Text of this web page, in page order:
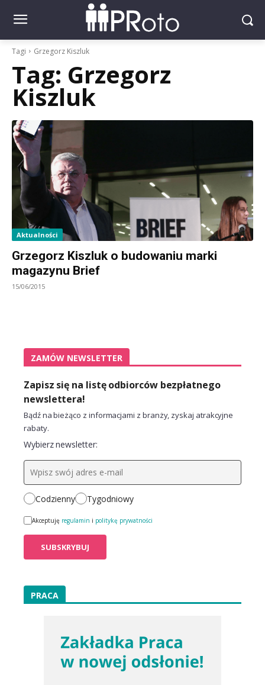
Tagi Grzegorz Kiszluk
Tag: Grzegorz
Kiszluk
Aktualności
Grzegorz Kiszluk o budowaniu marki
magazynu Brief
15/06/2015
ZAMÓW NEWSLETTER
Zapisz się na listę odbiorców bezpłatnego
newslettera!
Bądź na bieżąco z informacjami z branży, zyskaj atrakcyjne
rabaty.
Wybierz newsletter:
Codzienny Tygodniowy
Akceptuję regulamin i politykę prywatności
PRACA